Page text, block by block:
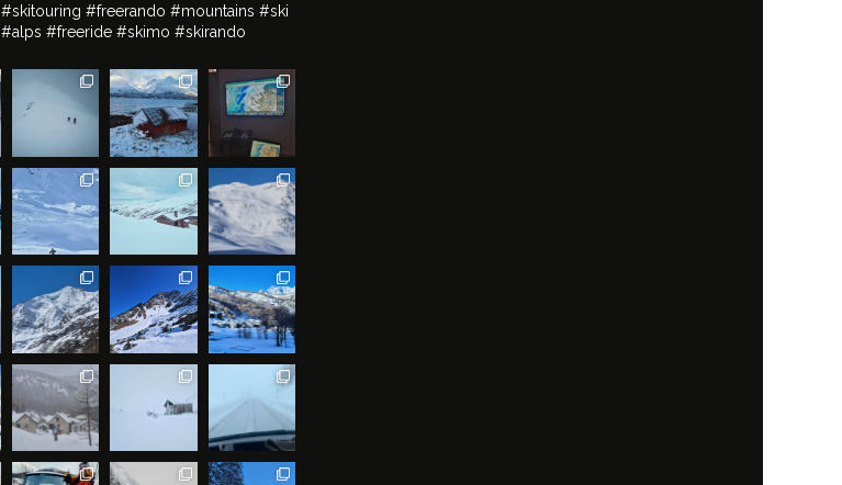
#skitouring #freerando #mountains #ski
#alps #freeride #skimo #skirando